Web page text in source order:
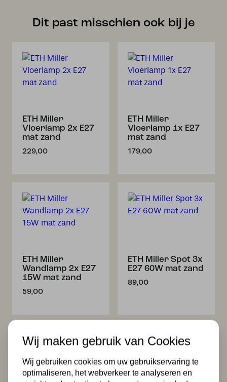
Dit past misschien ook bij je
ETH Miller
Vloerlamp 2x E27
mat zand
229,00
ETH Miller
Vloerlamp 1x E27
mat zand
179,00
ETH Miller
Wandlamp 2x E27
15W mat zand
59,00
ETH Miller Spot 3x
E27 60W mat zand
89,00
Wij maken gebruik van Cookies
Wij gebruiken cookies om uw gebruikservaring te
optimaliseren, het webverkeer te analyseren en